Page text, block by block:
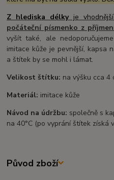
Z hlediska délkyje vhodnější
počáteční písmenko z
vyšít také, ale
imitace kůže je pevnější, kapsa
a štítek by se mohl i lámat.
Velikost štítku: na výšku cca 4
Materiál: imitace kůže
Návod na údržbu: společně s
na 40°C (po vyprání štítek získá
Původ zboží